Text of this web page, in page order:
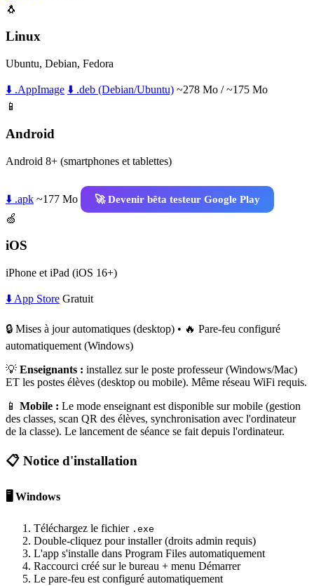
🐧
Linux
Ubuntu, Debian, Fedora
⬇️ .AppImage ⬇️ .deb (Debian/Ubuntu) ~278 Mo / ~175 Mo
📱
Android
Android 8+ (smartphones et tablettes)
⬇️ .apk ~177 Mo
🚀 Devenir bêta testeur Google Play
🍏
iOS
iPhone et iPad (iOS 16+)
⬇️ App Store Gratuit
🔒 Mises à jour automatiques (desktop) • 🔥 Pare-feu configuré
automatiquement (Windows)
💡 Enseignants : installez sur le poste professeur (Windows/Mac)
ET les postes élèves (desktop ou mobile). Même réseau WiFi requis.
📱 Mobile : Le mode enseignant est disponible sur mobile (gestion
des classes, scan QR des élèves, synchronisation avec l'ordinateur
de la classe). Le lancement de séance se fait depuis l'ordinateur.
📋 Notice d'installation
🖥️ Windows
Téléchargez le fichier .exe
Double-cliquez pour installer (droits admin requis)
L'app s'installe dans Program Files automatiquement
Raccourci créé sur le bureau + menu Démarrer
Le pare-feu est configuré automatiquement